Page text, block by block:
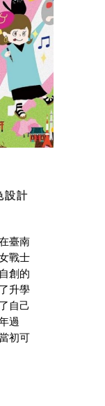
設計
臺南
戰士
創的
升學
自己
過
初可